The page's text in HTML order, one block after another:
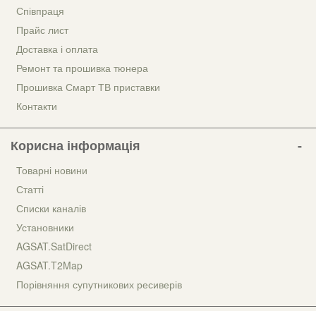
Співпраця
Прайс лист
Доставка і оплата
Ремонт та прошивка тюнера
Прошивка Смарт ТВ приставки
Контакти
Корисна інформація
Товарні новини
Статті
Списки каналів
Установники
AGSAT.SatDirect
AGSAT.T2Map
Порівняння супутникових ресиверів